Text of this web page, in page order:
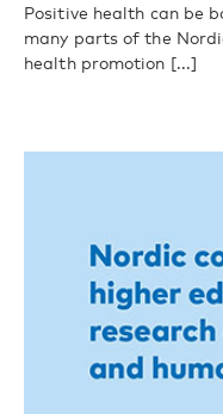
Positive health can be
many parts of the
health promotion [...]